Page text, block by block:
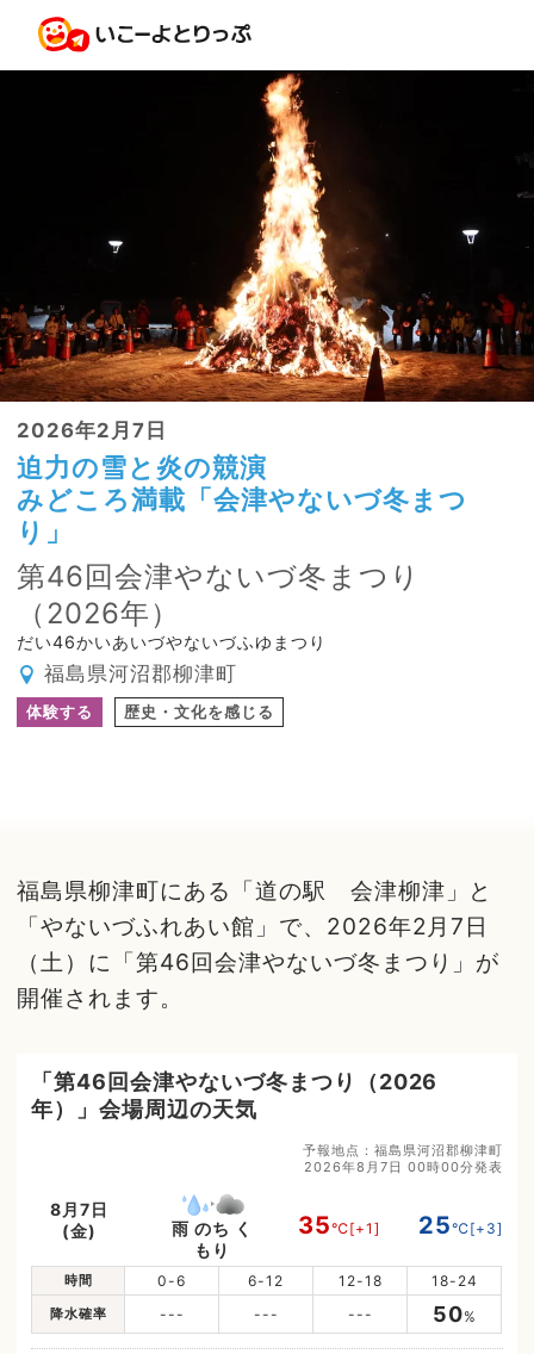
2026年2月7日
迫力の雪と炎の競演
みどころ満載「会津やないづ冬まつ
り」
第46回会津やないづ冬まつり
（2026年）
だい46かいあいづやないづふゆまつり
福島県河沼郡柳津町
体験する 歴史・文化を感じる
福島県柳津町にある「道の駅 会津柳津」と
「やないづふれあい館」で、2026年2月7日
（土）に「第46回会津やないづ冬まつり」が
開催されます。
「第46回会津やないづ冬まつり（2026
年）」会場周辺の天気
予報地点：福島県河沼郡柳津町
2026年8月7日 00時00分発表
8月7日
(金)
雨 のち く
もり
35℃[+1] 25℃[+3]
時間 0-6 6-12 12-18 18-24
降水確率 --- --- --- 50%